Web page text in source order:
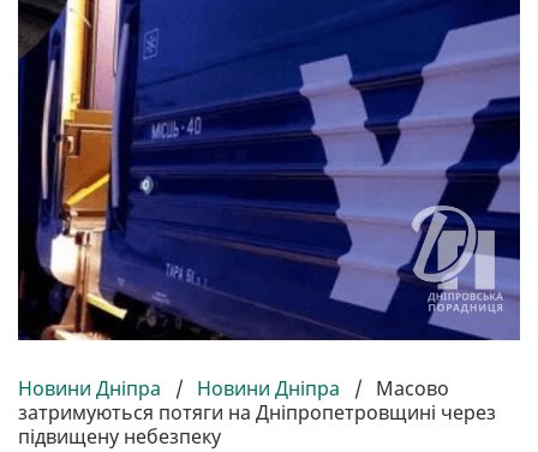
Новини Дніпра / Новини Дніпра / Масово
затримуються потяги на Дніпропетровщині через
підвищену небезпеку